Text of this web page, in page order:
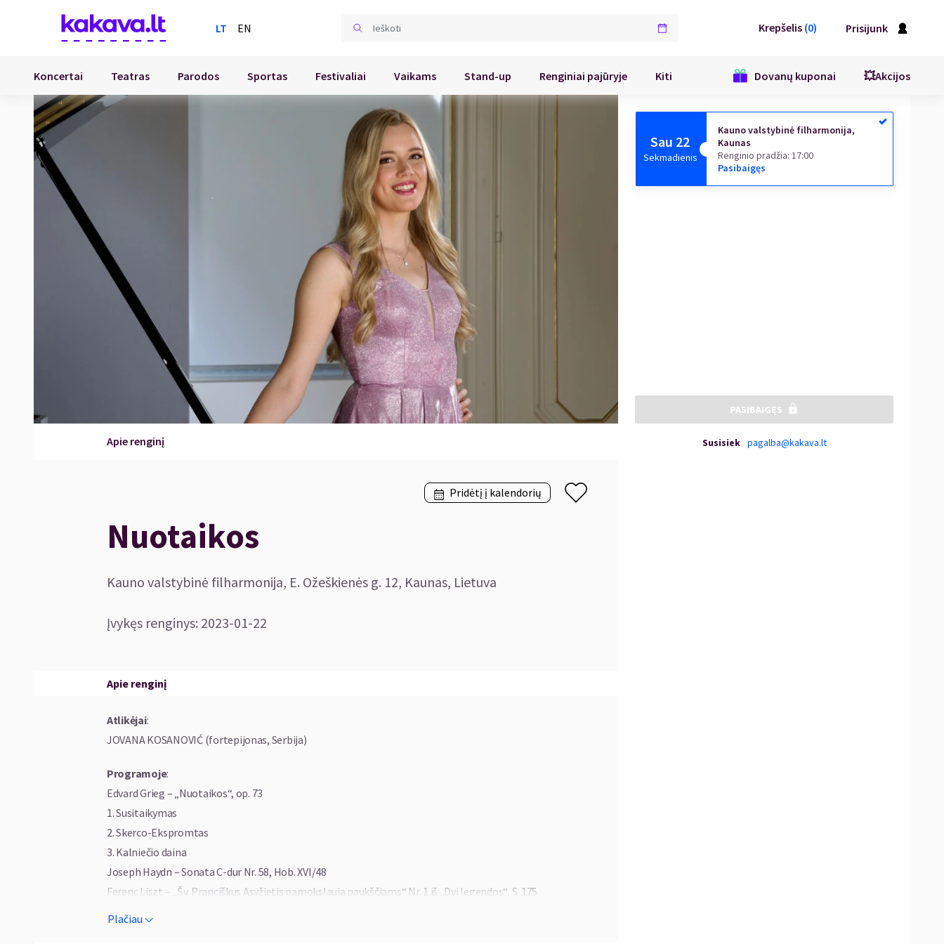
LT EN Krepšelis (0) Prisijunk
Koncertai Teatras Parodos Sportas Festivaliai Vaikams Stand-up Renginiai pajūryje Kiti Dovanų kuponai 💥Akcijos
Apie renginį
Pridėtį į kalendorių
Nuotaikos
Kauno valstybinė filharmonija, E. Ožeškienės g. 12, Kaunas, Lietuva
Įvykęs renginys: 2023-01-22
Apie renginį
Atlikėjai:
JOVANA KOSANOVIĆ (fortepijonas, Serbija)
Programoje:
Edvard Grieg – „Nuotaikos“, op. 73
1. Susitaikymas
2. Skerco-Ekspromtas
3. Kalniečio daina
Joseph Haydn – Sonata C-dur Nr. 58, Hob. XVI/48
Ferenc Liszt – „Šv. Pranciškus Asyžietis pamokslauja paukščiams“ Nr. 1 iš „Dvi legendos“, S. 175
Joseph Haydn – „Andante ir variacijos“ f-moll, Hob. XVII/6
Plačiau
Sau 22
Sekmadienis
Kauno valstybinė filharmonija,
Kaunas
Renginio pradžia:17:00
Pasibaigęs
PASIBAIGĘS
Susisiek pagalba@kakava.lt